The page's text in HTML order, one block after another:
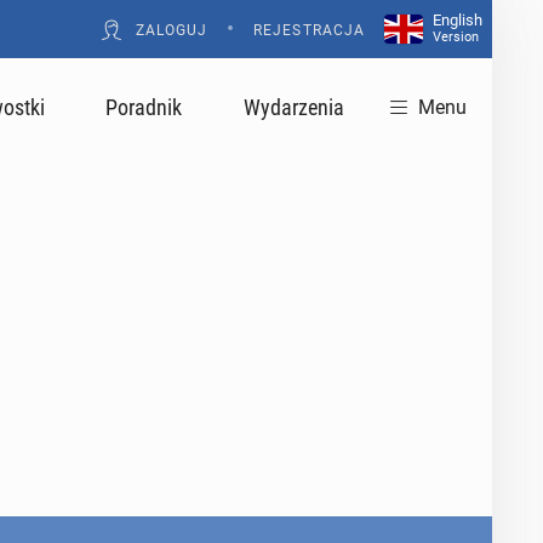
ZALOGUJ • REJESTRACJA
English
Version
Poradnik Wydarzenia Menu